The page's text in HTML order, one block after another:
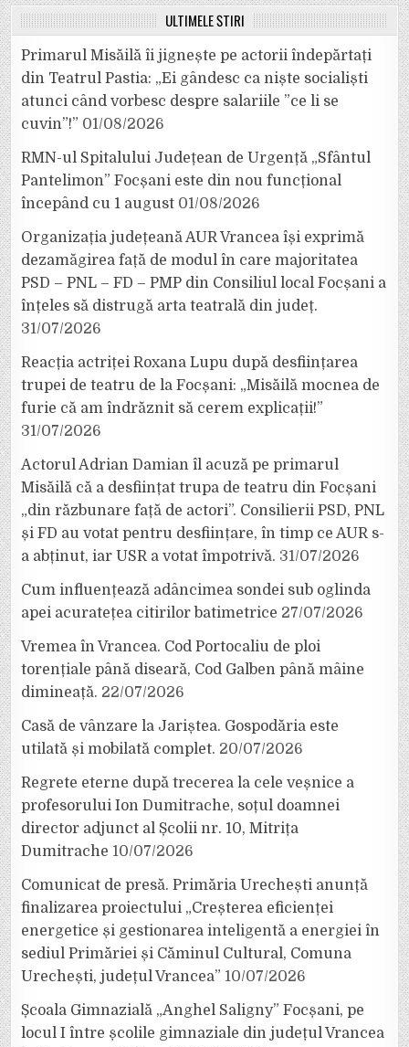
ULTIMELE ȘTIRI
Primarul Misăilă îi jignește pe actorii îndepărtați
din Teatrul Pastia: „Ei gândesc ca niște socialiști
atunci când vorbesc despre salariile ”ce li se
cuvin”!” 01/08/2026
RMN-ul Spitalului Județean de Urgență „Sfântul
Pantelimon” Focșani este din nou funcțional
începând cu 1 august 01/08/2026
Organizația județeană AUR Vrancea își exprimă
dezamăgirea față de modul în care majoritatea
PSD – PNL – FD – PMP din Consiliul local Focșani a
înțeles să distrugă arta teatrală din județ.
31/07/2026
Reacția actriței Roxana Lupu după desființarea
trupei de teatru de la Focșani: „Misăilă mocnea de
furie că am îndrăznit să cerem explicații!”
31/07/2026
Actorul Adrian Damian îl acuză pe primarul
Misăilă că a desființat trupa de teatru din Focșani
„din răzbunare față de actori”. Consilierii PSD, PNL
și FD au votat pentru desființare, în timp ce AUR s-
a abținut, iar USR a votat împotrivă. 31/07/2026
Cum influențează adâncimea sondei sub oglinda
apei acuratețea citirilor batimetrice 27/07/2026
Vremea în Vrancea. Cod Portocaliu de ploi
torențiale până diseară, Cod Galben până mâine
dimineață. 22/07/2026
Casă de vânzare la Jariștea. Gospodăria este
utilată și mobilată complet. 20/07/2026
Regrete eterne după trecerea la cele veșnice a
profesorului Ion Dumitrache, soțul doamnei
director adjunct al Școlii nr. 10, Mitrița
Dumitrache 10/07/2026
Comunicat de presă. Primăria Urechești anunță
finalizarea proiectului „Creșterea eficienței
energetice și gestionarea inteligentă a energiei în
sediul Primăriei și Căminul Cultural, Comuna
Urechești, județul Vrancea” 10/07/2026
Școala Gimnazială „Anghel Saligny” Focșani, pe
locul I între școlile gimnaziale din județul Vrancea